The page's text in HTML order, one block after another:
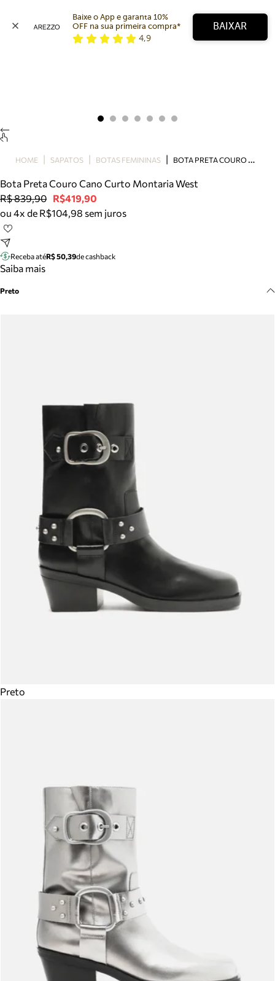
Bolsa
Tamanco
Tênis
Mule
Tire dúvidas sobre pedidos, devoluções e mais.
Baixe o App e garanta 10%
OFF na sua primeira compra*
4,9
BAIXAR
HOME SAPATOS BOTAS FEMININAS B
OTA PRETA COURO CANO CURTO MONTARIA WEST
Bota Preta Couro Cano Curto Montaria West
R$ 839,90 R$419,90
ou 4x de R$104,98 sem juros
Receba atéR$ 50,39de cashback
Saiba mais
Preto
Preto